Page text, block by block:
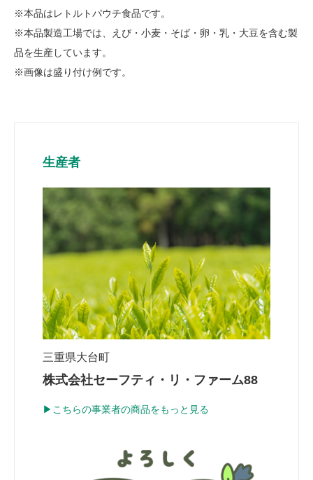
※本品はレトルトパウチ食品です。
※本品製造工場では、えび・小麦・そば・卵・乳・大豆を含む製
品を生産しています。
※画像は盛り付け例です。
生産者
三重県大台町
株式会社セーフティ・リ・ファーム88
▶こちらの事業者の商品をもっと見る